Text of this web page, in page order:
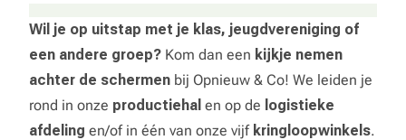
Wil je op uitstap met je klas, jeugdvereniging of
een andere groep? Kom dan een kijkje nemen
achter de schermen bij Opnieuw & Co! We leiden je
rond in onze productiehal en op de logistieke
afdeling en/of in één van onze vijf kringloopwinkels.